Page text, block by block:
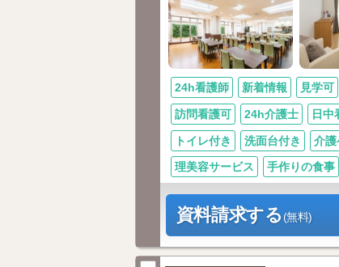
24h看護師 新着情報 見学可
訪問看護可 24h介護士 日中
トイレ付き 洗面台付き 介護
理美容サービス 手作りの食事
資料請求する(無料)